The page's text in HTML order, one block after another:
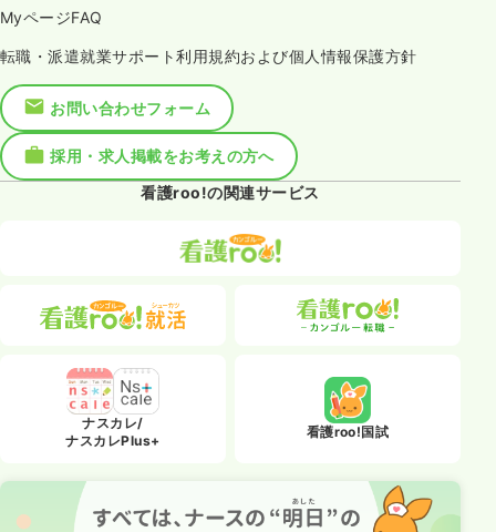
MyページFAQ
転職・派遣就業サポート利用規約および個人情報保護方針
お問い合わせフォーム
採用・求人掲載をお考えの方へ
看護roo!の関連サービス
ナスカレ/
ナスカレPlus+
看護roo!国試